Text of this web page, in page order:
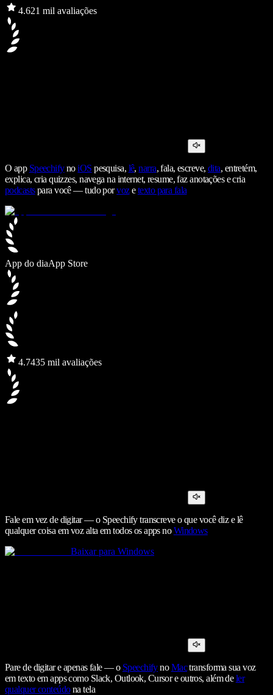
4.621 mil avaliações
O app SpeechifynoiOS pesquisa, lê,narra, fala, escreve,dita, entretém,
explica, cria quizzes, navega na internet, resume, faz anotações e cria
podcastspara você — tudo porvozetexto para fala
App do diaApp Store
4.7435 mil avaliações
Fale em vez de digitar — o Speechify transcreve o que você diz e lê
qualquer coisa em voz alta em todos os apps noWindows
Baixar para Windows
Pare de digitar e apenas fale — o SpeechifynoMactransforma sua voz
em texto em apps como Slack, Outlook, Cursor e outros, além deler
qualquer conteúdona tela